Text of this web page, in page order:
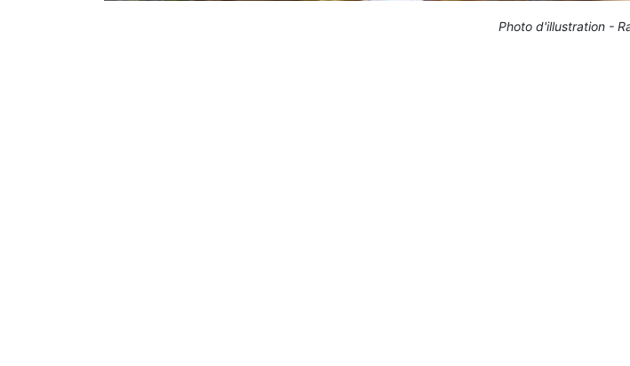
Photo d'illustration -